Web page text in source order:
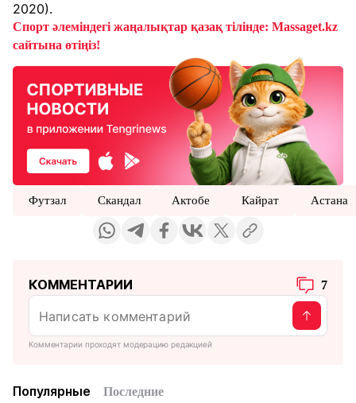
2020).
Спорт әлеміндегі жаңалықтар қазақ тілінде: Massaget.kz
сайтына өтіңіз!
Футзал Скандал Актобе Кайрат Астана
КОММЕНТАРИИ 7
Комментарии проходят модерацию редакцией
Популярные Последние